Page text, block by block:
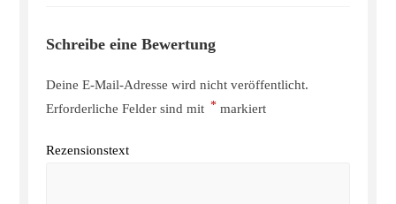
Schreibe eine Bewertung
Deine E-Mail-Adresse wird nicht veröffentlicht.
Erforderliche Felder sind mit * markiert
Rezensionstext